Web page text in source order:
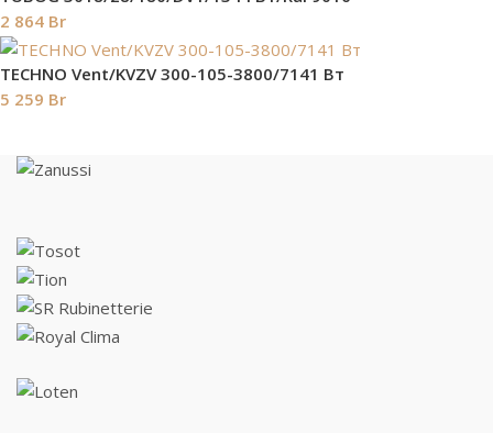
2 864 Br
TECHNO Vent/KVZV 300-105-3800/7141 Вт
5 259 Br